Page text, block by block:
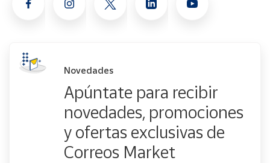
Novedades
Apúntate para recibir
novedades, promociones
y ofertas exclusivas de
Correos Market